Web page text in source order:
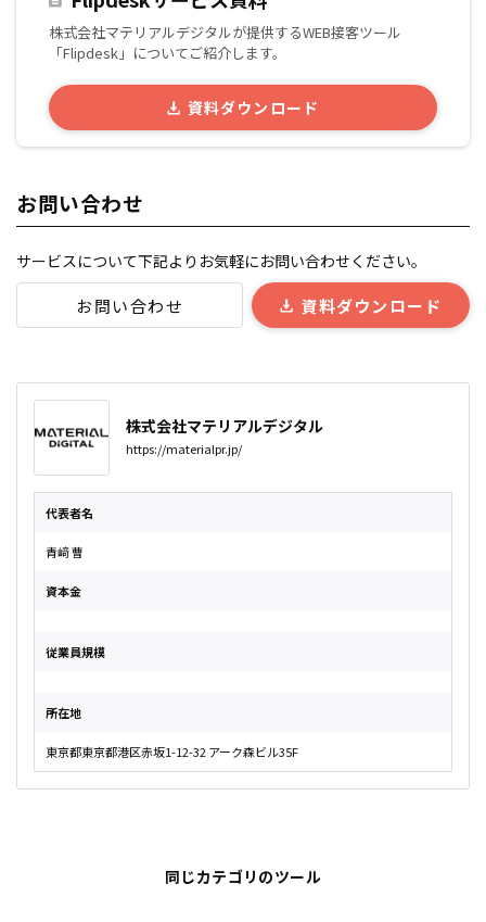
株式会社マテリアルデジタルが提供するWEB接客ツール
「Flipdesk」についてご紹介します。
資料ダウンロード
お問い合わせ
サービスについて下記よりお気軽にお問い合わせください。
お問い合わせ 資料ダウンロード
株式会社マテリアルデジタル
https://materialpr.jp/
代表者名
青﨑 曹
資本金
従業員規模
所在地
東京都東京都港区赤坂1-12-32 アーク森ビル35F
同じカテゴリのツール